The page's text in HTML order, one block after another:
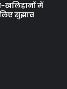
खलिहानों में
लिए सुझाव